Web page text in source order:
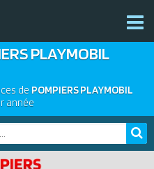
2026
PLAYMOBIL
de POMPIERS PLAYMOBIL
année